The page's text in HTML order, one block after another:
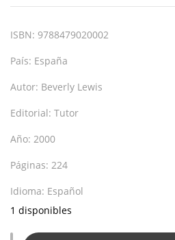
ISBN: 9788479020002
País: España
Autor: Beverly Lewis
Editorial: Tutor
Año: 2000
Páginas: 224
Idioma: Español
1 disponibles